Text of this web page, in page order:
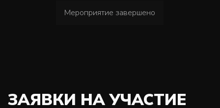
Мероприятие завершено
ЗАЯВКИ НА УЧАСТИЕ